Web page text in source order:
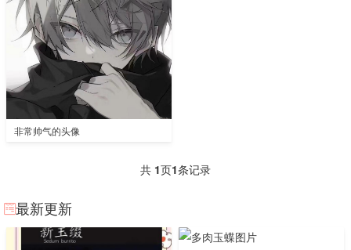
非常帅气的头像
共 1页1条记录
最新更新